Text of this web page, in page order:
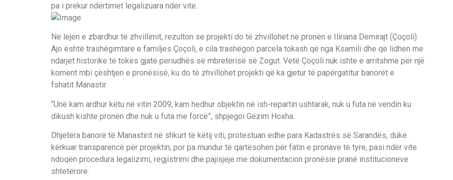
pa i prekur ndërtimet legalizuara ndër vite.
Në lejen e zbardhur të zhvillimit, rezulton se projekti do të zhvillohet në pronën e Iliriana Demirajt (Çoçoli).
Ajo është trashëgimtare e familjes Çoçoli, e cila trashëgon parcela tokash që nga Ksamili dhe që lidhen me
ndarjet historike të tokës gjatë periudhës së mbretërisë së Zogut. Vetë Çoçoli nuk ishte e arritshme për një
koment mbi çështjen e pronësisë, ku do të zhvillohet projekti që ka gjetur të papërgatitur banorët e
fshatit Manastir.
“Unë kam ardhur këtu në vitin 2009, kam hedhur objektin në ish-repartin ushtarak, nuk u futa në vendin ku
dikush kishte pronën dhe nuk u futa me forcë”, shpjegoi Gëzim Hoxha.
Dhjetëra banorë të Manastirit në shkurt të këtij viti, protestuan edhe para Kadastrës së Sarandës, duke
kërkuar transparencë për projektin, por pa mundur të qartësohen për fatin e pronave të tyre, pasi ndër vite
ndoqën procedura legalizimi, regjistrimi dhe pajisjeje me dokumentacion pronësie pranë institucioneve
shtetërore.